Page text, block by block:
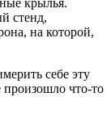
стенд,
на которой,
себе эту
произошло что-то